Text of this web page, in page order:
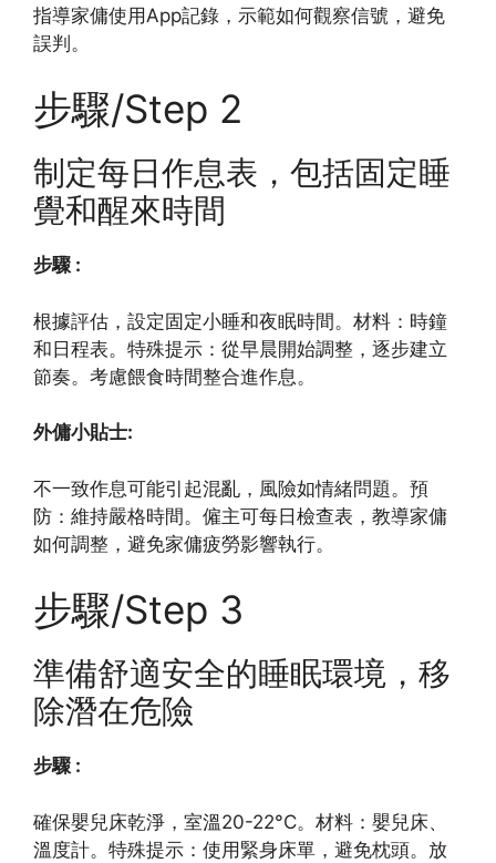
指導家傭使用App記錄，示範如何觀察信號，避免
誤判。
步驟/Step 2
制定每日作息表，包括固定睡
覺和醒來時間
步驟 :
根據評估，設定固定小睡和夜眠時間。材料：時鐘
和日程表。特殊提示：從早晨開始調整，逐步建立
節奏。考慮餵食時間整合進作息。
外傭小貼士:
不一致作息可能引起混亂，風險如情緒問題。預
防：維持嚴格時間。僱主可每日檢查表，教導家傭
如何調整，避免家傭疲勞影響執行。
步驟/Step 3
準備舒適安全的睡眠環境，移
除潛在危險
步驟 :
確保嬰兒床乾淨，室溫20-22°C。材料：嬰兒床、
溫度計。特殊提示：使用緊身床單，避免枕頭。放